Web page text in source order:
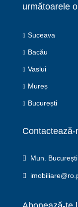
următoarele
Suceava
Bacău
Vaslui
Mureș
București
Contactează-
Mun.